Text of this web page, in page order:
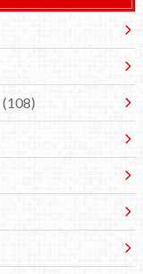
(108)